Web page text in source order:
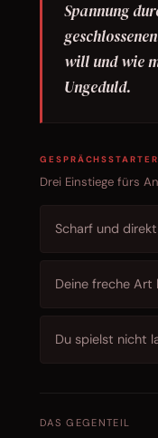
Spannung
will und wie
Ungeduld.
GESPRÄCHSSTARTER
Drei Einstiege fürs
Scharf und
Deine freche
Du spielst nicht
DAS GEGENTEIL